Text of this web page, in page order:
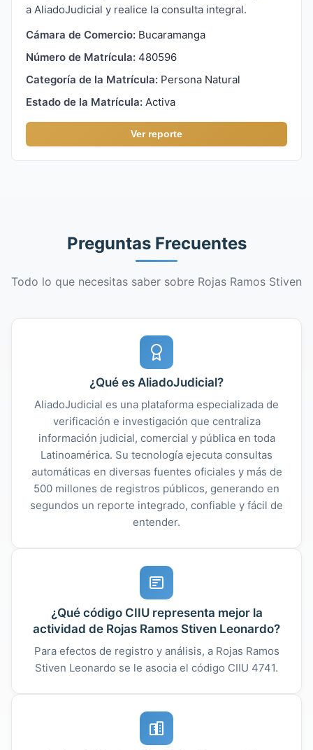
a AliadoJudicial y realice la consulta integral.
Cámara de Comercio: Bucaramanga
Número de Matrícula: 480596
Categoría de la Matrícula: Persona Natural
Estado de la Matrícula: Activa
Ver reporte
Preguntas Frecuentes
Todo lo que necesitas saber sobre Rojas Ramos Stiven
¿Qué es AliadoJudicial?
AliadoJudicial es una plataforma especializada de
verificación e investigación que centraliza
información judicial, comercial y pública en toda
Latinoamérica. Su tecnología ejecuta consultas
automáticas en diversas fuentes oficiales y más de
500 millones de registros públicos, generando en
segundos un reporte integrado, confiable y fácil de
entender.
¿Qué código CIIU representa mejor la
actividad de Rojas Ramos Stiven Leonardo?
Para efectos de registro y análisis, a Rojas Ramos
Stiven Leonardo se le asocia el código CIIU 4741.